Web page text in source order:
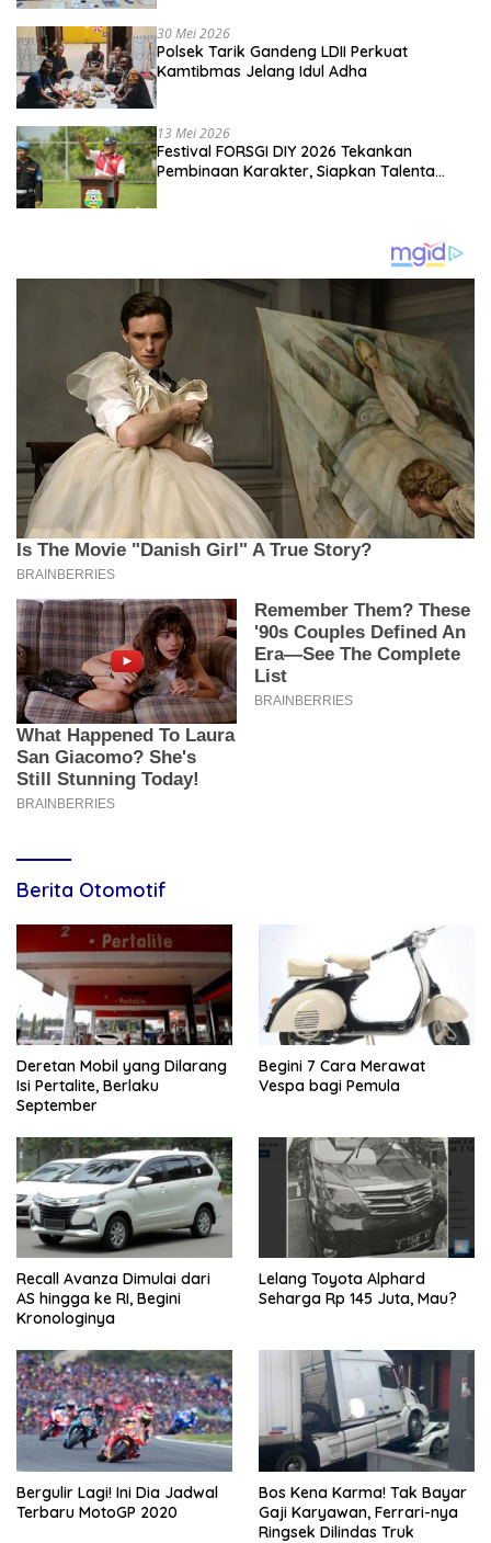
30 Mei 2026
Polsek Tarik Gandeng LDII Perkuat
Kamtibmas Jelang Idul Adha
13 Mei 2026
Festival FORSGI DIY 2026 Tekankan
Pembinaan Karakter, Siapkan Talenta
Berita Otomotif
Deretan Mobil yang Dilarang
Isi Pertalite, Berlaku
September
Begini 7 Cara Merawat
Vespa bagi Pemula
Recall Avanza Dimulai dari
AS hingga ke RI, Begini
Kronologinya
Lelang Toyota Alphard
Seharga Rp 145 Juta, Mau?
Bergulir Lagi! Ini Dia Jadwal
Terbaru MotoGP 2020
Bos Kena Karma! Tak Bayar
Gaji Karyawan, Ferrari-nya
Ringsek Dilindas Truk